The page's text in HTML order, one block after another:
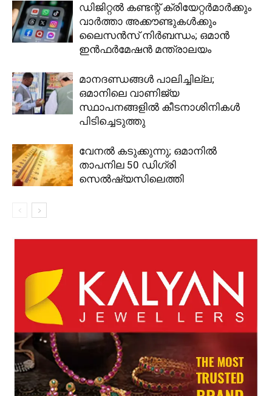
ഡിജിറ്റൽ കണ്ടന്റ് ക്രിയേറ്റർമാർക്കും
വാർത്താ അക്കൗണ്ടുകൾക്കും
ലൈസൻസ് നിർബന്ധം; ഒമാൻ
ഇൻഫർമേഷൻ മന്ത്രാലയം
മാനദണ്ഡങ്ങൾ പാലിച്ചില്ല;
ഒമാനിലെ വാണിജ്യ
സ്ഥാപനങ്ങളിൽ കീടനാശിനികൾ
പിടിച്ചെടുത്തു
വേനൽ കടുക്കുന്നു; ഒമാനിൽ
താപനില 50 ഡിഗ്രി
സെൽഷ്യസിലെത്തി